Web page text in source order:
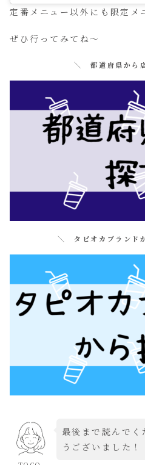
定番メニュー以外にも限定メ
ぜひ行ってみてね～
＼ 都道府県から
＼ タピオカブランド
最後まで読んでく
うございました！